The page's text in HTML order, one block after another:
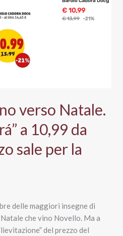
verso Natale.
a 10,99 da
sale per la
delle maggiori insegne di
che vino Novello. Ma a
del prezzo del